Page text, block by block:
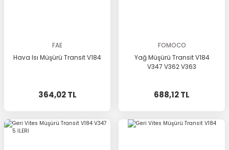
FAE
Hava Isı Müşürü Transit V184
364,02 TL
FOMOCO
Yağ Müşürü Transit V184
V347 V362 V363
688,12 TL